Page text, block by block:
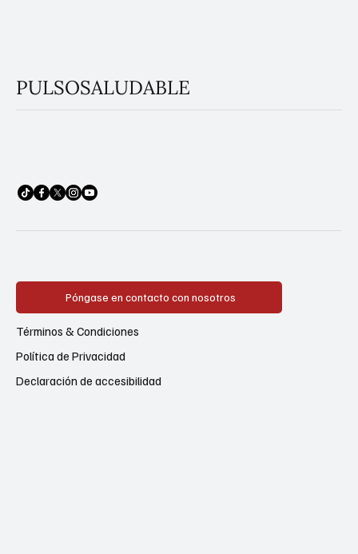
PULSOSALUDABLE
Póngase en contacto con nosotros
Política de Privacidad
Términos & Condiciones
Declaración de accesibilidad